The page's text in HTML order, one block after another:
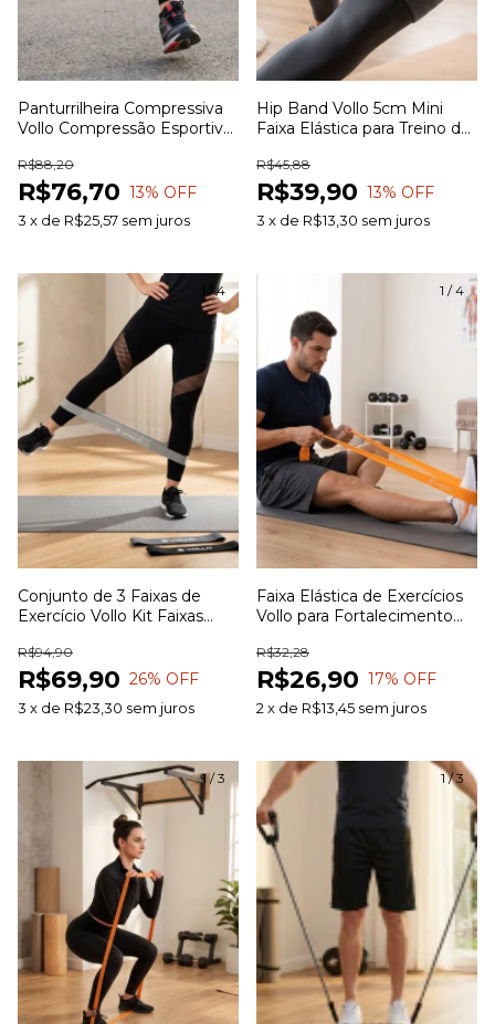
Panturrilheira Compressiva
Vollo Compressão Esportiva
e Recuperação Muscular
R$76,70
R$88,20
13% OFF
3 x de R$25,57 sem juros
Hip Band Vollo 5cm Mini
Faixa Elástica para Treino de
Exercícios Funcionais
R$39,90
R$45,88
13% OFF
3 x de R$13,30 sem juros
/4
Conjunto de 3 Faixas de
Exercício Vollo Kit Faixas
Funcional Alongamento
Pilates e Fisioterapia
R$69,90
R$94,90
26% OFF
3 x de R$23,30 sem juros
1 /4
Faixa Elástica de Exercícios
Vollo para Fortalecimento
Treinamento Funcional
R$26,90
R$32,28
17% OFF
2 x de R$13,45 sem juros
1/3 1/3